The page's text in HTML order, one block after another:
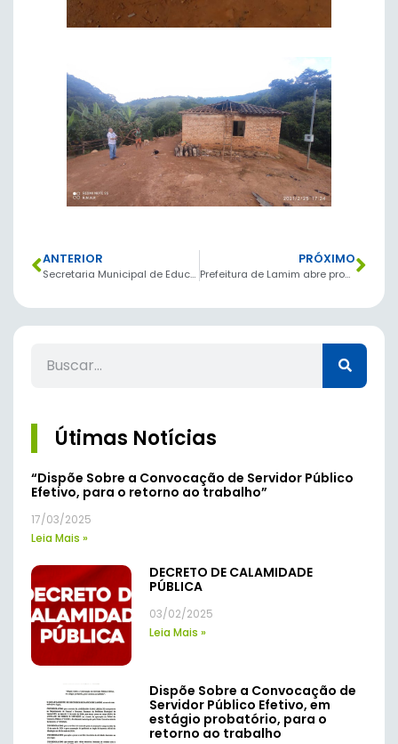
ANTERIOR
Secretaria Municipal de Educação realiza entrega do 2º kit Merenda Escolar de 2021.
PRÓXIMO
Prefeitura de Lamim abre processo seletivo para contratação de profissionais da enfermagem.
Útimas Notícias
“Dispõe Sobre a Convocação de Servidor Público
Efetivo, para o retorno ao trabalho”
17/03/2025
Leia Mais »
DECRETO DE CALAMIDADE
PÚBLICA
03/02/2025
Leia Mais »
Dispõe Sobre a Convocação de
Servidor Público Efetivo, em
estágio probatório, para o
retorno ao trabalho